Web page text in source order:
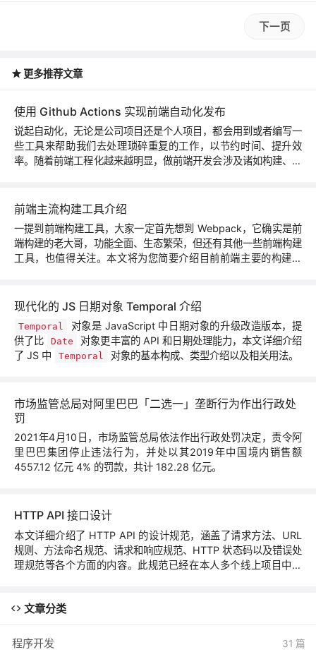
下一页
更多推荐文章
使用 Github Actions 实现前端自动化发布
说起自动化，无论是公司项目还是个人项目，都会用到或者编写一
些工具来帮助我们去处理琐碎重复的工作，以节约时间、提升效
率。随着前端工程化越来越明显，做前端开发会涉及诸如构建、部
前端主流构建工具介绍
一提到前端构建工具，大家一定首先想到 Webpack，它确实是前
端构建的老大哥，功能全面、生态繁荣，但还有其他一些前端构建
工具，也值得关注。本文将为您简要介绍目前前端主要的构建工
现代化的 JS 日期对象 Temporal 介绍
Temporal
对象是 JavaScript 中日期对象的升级改造版本，提
供了比
Date
对象更丰富的 API 和日期处理能力，本文详细介绍
了 JS 中
Temporal 对象的基本构成、类型介绍以及相关用法。
市场监管总局对阿里巴巴「二选一」垄断行为作出行政处
罚
2021年4月10日，市场监管总局依法作出行政处罚决定，责令阿
里巴巴集团停止违法行为，并处以其2019年中国境内销售额
4557.12 亿元 4% 的罚款，共计 182.28 亿元。
HTTP API 接口设计
本文详细介绍了 HTTP API 的设计规范，涵盖了请求方法、URL
规则、方法命名规范、请求和响应规范、HTTP 状态码以及错误处
理规范等各个方面的内容。此规范已经在本人多个线上项目中使
文章分类
程序开发 31 篇